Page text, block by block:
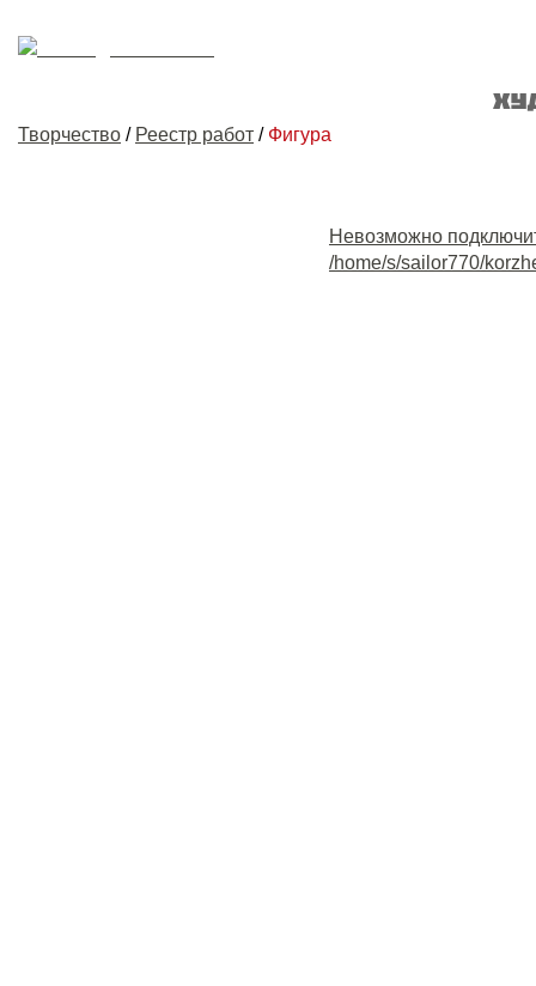
Творчество / Реестр работ / Фигура
Невозможно
/home/s/sailor770/